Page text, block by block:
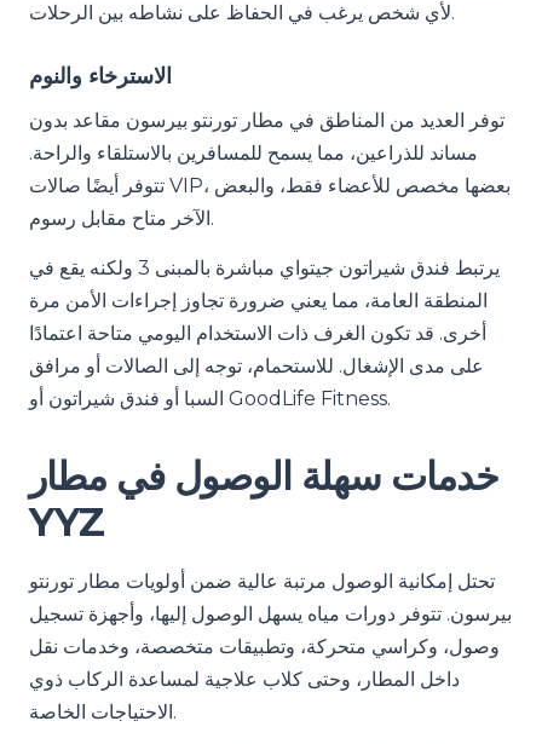
لأي شخص يرغب في الحفاظ على نشاطه بين الرحلات.
الاسترخاء والنوم
توفر العديد من المناطق في مطار تورنتو بيرسون مقاعد بدون
مساند للذراعين، مما يسمح للمسافرين بالاستلقاء والراحة.
تتوفر أيضًا صالات VIP، بعضها مخصص للأعضاء فقط، والبعض
الآخر متاح مقابل رسوم.
يرتبط فندق شيراتون جيتواي مباشرة بالمبنى 3 ولكنه يقع في
المنطقة العامة، مما يعني ضرورة تجاوز إجراءات الأمن مرة
أخرى. قد تكون الغرف ذات الاستخدام اليومي متاحة اعتمادًا
على مدى الإشغال. للاستحمام، توجه إلى الصالات أو مرافق
السبا أو فندق شيراتون أو GoodLife Fitness.
خدمات سهلة الوصول في مطار
YYZ
تحتل إمكانية الوصول مرتبة عالية ضمن أولويات مطار تورنتو
بيرسون. تتوفر دورات مياه يسهل الوصول إليها، وأجهزة تسجيل
وصول، وكراسي متحركة، وتطبيقات متخصصة، وخدمات نقل
داخل المطار، وحتى كلاب علاجية لمساعدة الركاب ذوي
الاحتياجات الخاصة.